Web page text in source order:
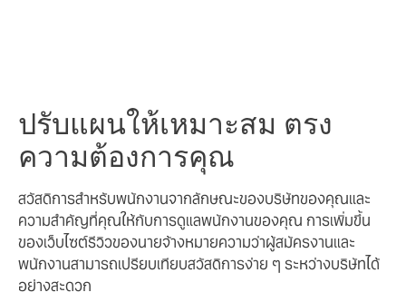
ปรับแผนให้เหมาะสม ตรง
ความต้องการคุณ
สวัสดิการสำหรับพนักงานจากลักษณะของบริษัทของคุณและ
ความสำคัญที่คุณให้กับการดูแลพนักงานของคุณ การเพิ่มขึ้น
ของเว็บไซต์รีวิวของนายจ้างหมายความว่าผู้สมัครงานและ
พนักงานสามารถเปรียบเทียบสวัสดิการง่าย ๆ ระหว่างบริษัทได้
อย่างสะดวก